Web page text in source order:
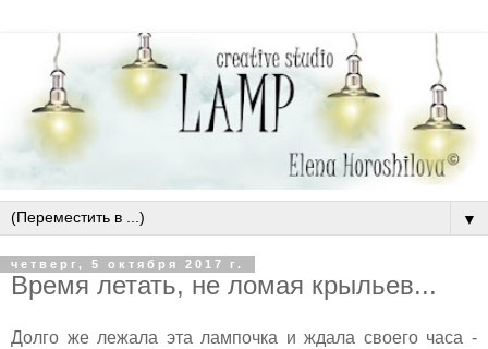
▼
четверг, 5 октября 2017 г.
Время летать, не ломая крыльев...
Долго же лежала эта лампочка и ждала своего часа -